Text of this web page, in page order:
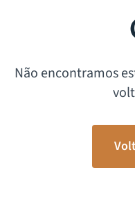
Não encontramos